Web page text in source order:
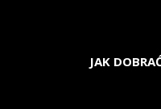
JAK